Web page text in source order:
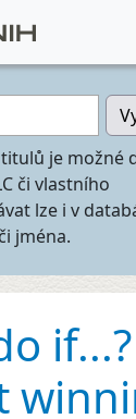
je možné
či vlastního
lze i v
či jména.